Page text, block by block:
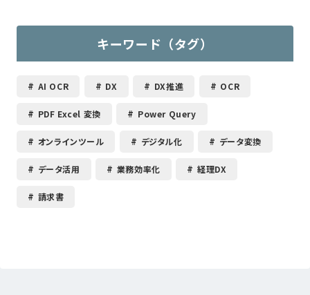
キーワード（タグ）
AI OCR DX DX推進 OCR
PDF Excel 変換 Power Query
オンラインツール デジタル化 データ変換
データ活用 業務効率化 経理DX
請求書